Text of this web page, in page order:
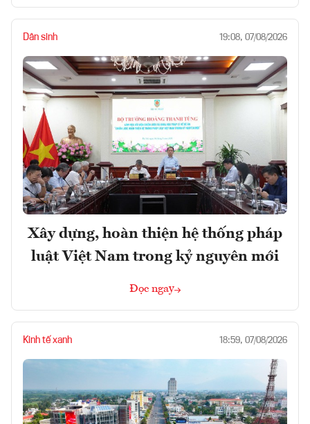
Dân sinh 19:08, 07/08/2026
Xây dựng, hoàn thiện hệ thống pháp
luật Việt Nam trong kỷ nguyên mới
Đọc ngay
Kinh tế xanh 18:59, 07/08/2026